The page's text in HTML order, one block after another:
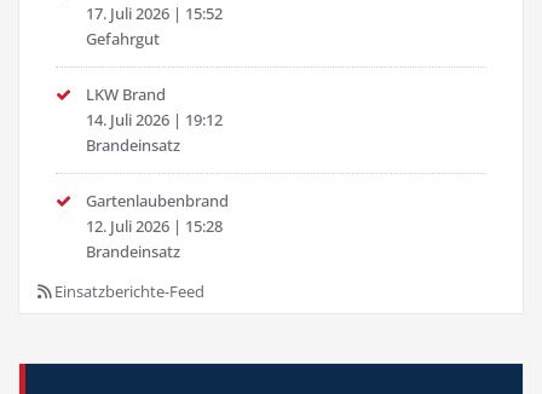
17. Juli 2026 | 15:52
Gefahrgut
LKW Brand
14. Juli 2026 | 19:12
Brandeinsatz
Gartenlaubenbrand
12. Juli 2026 | 15:28
Brandeinsatz
Einsatzberichte-Feed